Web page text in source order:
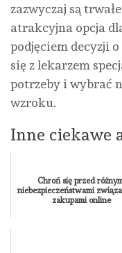
zazwyczaj są
atrakcyjna opcja
podjęciem decyzji
się z lekarzem
potrzeby i wybrać
wzroku.
Inne ciekawe
Chroń się przed
niebezpieczeństwami
zakupami online